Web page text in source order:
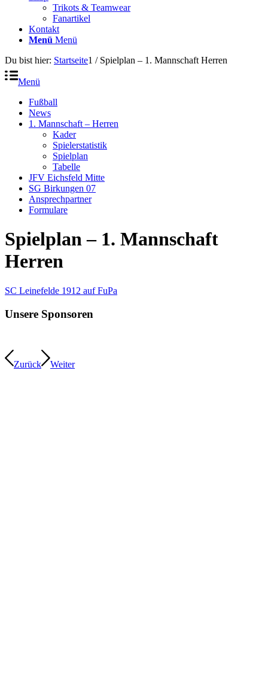
Trikots & Teamwear
Fanartikel
Kontakt
Menü Menü
Du bist hier: Startseite1 / Spielplan – 1. Mannschaft Herren
Menü
Fußball
News
1. Mannschaft – Herren
Kader
Spielerstatistik
Spielplan
Tabelle
JFV Eichsfeld Mitte
SG Birkungen 07
Ansprechpartner
Formulare
Spielplan – 1. Mannschaft
Herren
SC Leinefelde 1912 auf FuPa
Unsere Sponsoren
Zurück Weiter